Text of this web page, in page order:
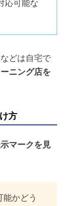
応可能な
どは自宅で
ニング店を
方
マークを見
かどう